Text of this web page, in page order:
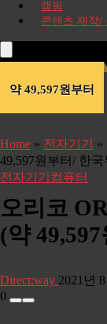
캠핑
콘텐츠 제작/
약 49,597원부터
Home » 전자기기 »
49,597원부터/ 한
전자기기 컴퓨터
오리코
(약
Direct:way 2021년
0